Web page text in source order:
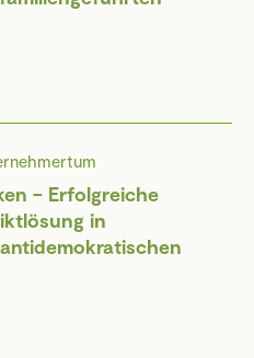
– Erfolgreiche
in